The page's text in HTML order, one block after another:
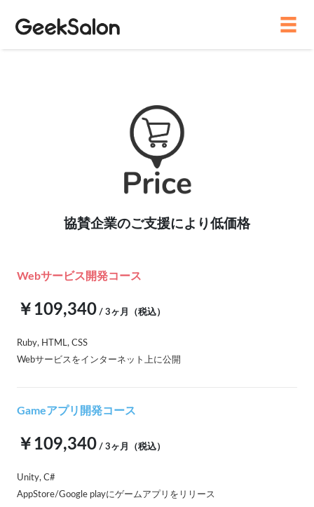
≡
協賛企業のご支援により低価格
Webサービス開発コース
￥109,340 / 3ヶ月（税込）
Ruby, HTML, CSS
Webサービスをインターネット上に公開
Gameアプリ開発コース
￥109,340 / 3ヶ月（税込）
Unity, C#
AppStore/Google playにゲームアプリをリリース